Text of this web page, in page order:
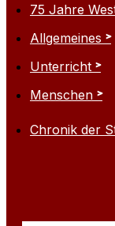
75 Jahre
Allgemeines
Unterricht
Menschen
Chronik der